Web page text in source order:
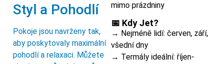
Styl a Pohodlí
Pokoje jsou navrženy tak,
aby poskytovaly maximální
pohodlí a relaxaci. Můžete
mimo prázdniny
📅 Kdy Jet?
→ Nejméně lidí: červen, září,
všední dny
→ Termály ideální: říjen-